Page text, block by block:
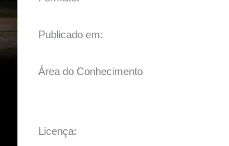
Publicado em:
Área do Conhecimento
Licença: